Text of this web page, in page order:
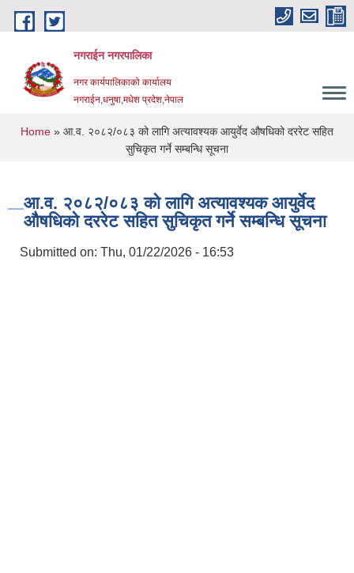
Skip to main content
नगराईन नगरपालिका
नगर कार्यपालिकाको कार्यालय
नगराईन,धनुषा,मधेश प्रदेश,नेपाल
You are here
Home » आ.व. २०८२/०८३ को लागि अत्यावश्यक आयुर्वेद औषधिको दररेट सहित
सुचिकृत गर्ने सम्बन्धि सूचना
आ.व. २०८२/०८३ को लागि अत्यावश्यक आयुर्वेद
औषधिको दररेट सहित सुचिकृत गर्ने सम्बन्धि सूचना
Submitted on: Thu, 01/22/2026 - 16:53